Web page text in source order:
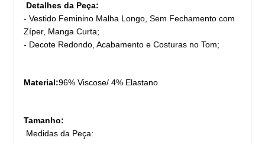
Detalhes da Peça:
- Vestido Feminino Malha Longo, Sem Fechamento com
Zíper, Manga Curta;
- Decote Redondo, Acabamento e Costuras no Tom;
Material:96% Viscose/ 4% Elastano
Tamanho:
Medidas da Peça: